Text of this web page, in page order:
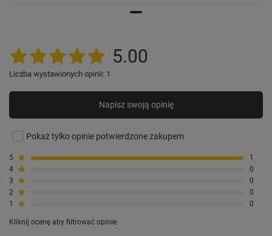
5.00
Liczba wystawionych opinii: 1
Napisz swoją opinię
Pokaż tylko opinie potwierdzone zakupem
5
1
4
0
3
0
2
0
1
0
Kliknij ocenę aby filtrować opinie